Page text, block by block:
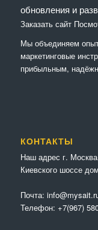
обновления и
Заказать сайт
Мы объединяем
маркетинговые
прибыльным,
КОНТАКТЫ
Наш адрес г.
Киевского шоссе
Почта:
Телефон: +7(967)